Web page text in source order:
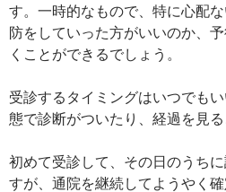
す。一時的なもので、特に心配
防をしていった方がいいのか、
くことができるでしょう。
受診するタイミングはいつでも
態で診断がついたり、経過を見る
初めて受診して、その日のうち
すが、通院を継続してようやく